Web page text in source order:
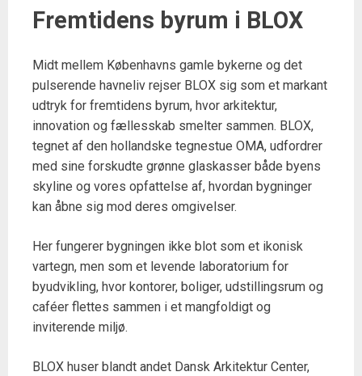
Fremtidens byrum i BLOX
Midt mellem Københavns gamle bykerne og det
pulserende havneliv rejser BLOX sig som et markant
udtryk for fremtidens byrum, hvor arkitektur,
innovation og fællesskab smelter sammen. BLOX,
tegnet af den hollandske tegnestue OMA, udfordrer
med sine forskudte grønne glaskasser både byens
skyline og vores opfattelse af, hvordan bygninger
kan åbne sig mod deres omgivelser.
Her fungerer bygningen ikke blot som et ikonisk
vartegn, men som et levende laboratorium for
byudvikling, hvor kontorer, boliger, udstillingsrum og
caféer flettes sammen i et mangfoldigt og
inviterende miljø.
BLOX huser blandt andet Dansk Arkitektur Center,